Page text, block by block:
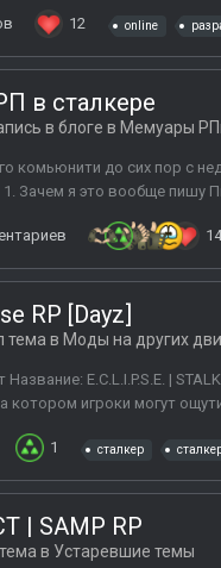
12 online
в сталкере
в блоге в Мемуары
комьюнити до сих пор с
Зачем я это вообще пишу
14
RP [Dayz]
тема в Моды на других
E.C.L.I.P.S.E. |
котором игроки могут
1 сталкер
| SAMP RP
в Устаревшие темы